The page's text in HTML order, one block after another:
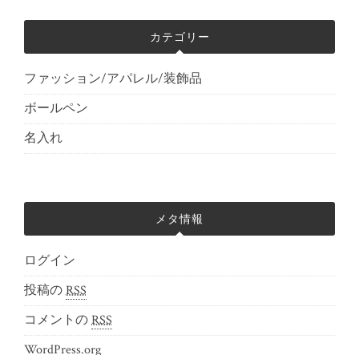
カテゴリー
ファッション/アパレル/装飾品
ボールペン
名入れ
メタ情報
ログイン
投稿のRSS
コメントのRSS
WordPress.org